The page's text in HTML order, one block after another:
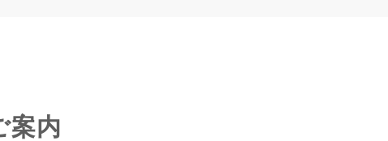
案内